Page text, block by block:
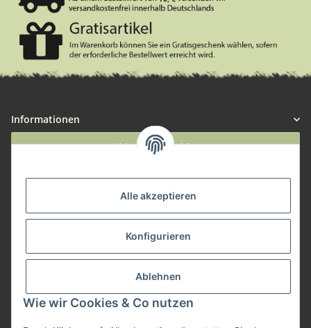
Alle akzeptieren
Konfigurieren
Ablehnen
Wie wir Cookies & Co nutzen
Informationen
Widerruf anmelden
Herstellerinformationen